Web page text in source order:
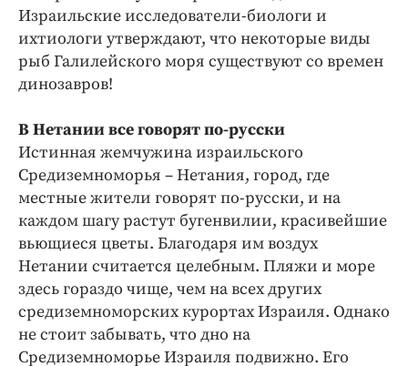
Израильские исследователи-биологи и
ихтиологи утверждают, что некоторые виды
рыб Галилейского моря существуют со времен
динозавров!
В Нетании все говорят по-русски
Истинная жемчужина израильского
Средиземноморья – Нетания, город, где
местные жители говорят по-русски, и на
каждом шагу растут бугенвилии, красивейшие
вьющиеся цветы. Благодаря им воздух
Нетании считается целебным. Пляжи и море
здесь гораздо чище, чем на всех других
средиземноморских курортах Израиля. Однако
не стоит забывать, что дно на
Средиземноморье Израиля подвижно. Его